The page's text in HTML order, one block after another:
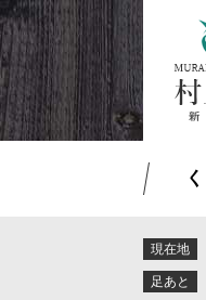
ペ
ー
ジ
の
先
頭
メ
ニ
ュ
ー
を
飛
現在地